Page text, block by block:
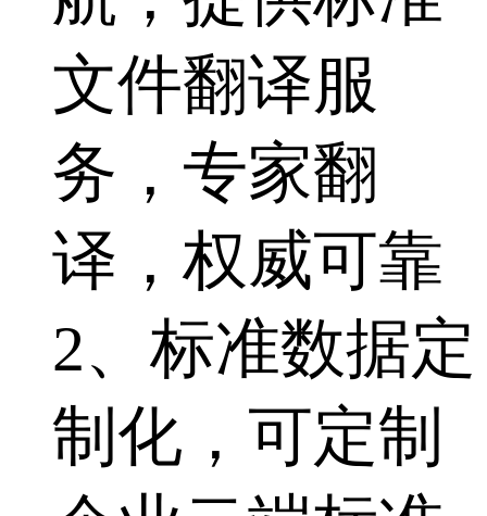
文件翻译服
务，专家翻
译，权威可靠
2、标准数据定
制化，可定制